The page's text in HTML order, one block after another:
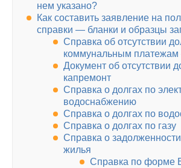
нем указано?
Как составить заявление на
справки — бланки и образцы
Справка об отсутствии
коммунальным
Документ об отсутствии
капремонт
Справка о долгах по
водоснабжению
Справка о долгах по
Справка о долгах по газу
Справка о
жилья
Справка по форме